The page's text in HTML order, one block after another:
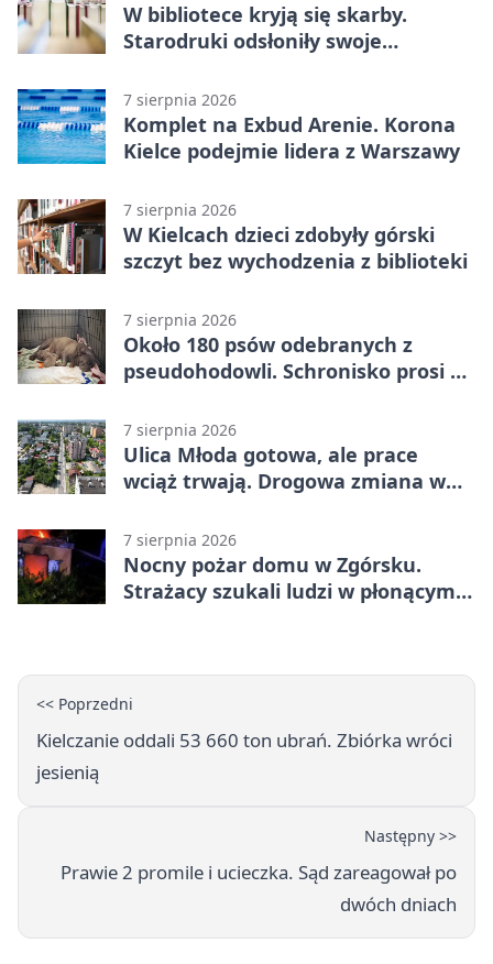
W bibliotece kryją się skarby.
Starodruki odsłoniły swoje
7 sierpnia 2026
Komplet na Exbud Arenie. Korona
Kielce podejmie lidera z Warszawy
7 sierpnia 2026
W Kielcach dzieci zdobyły górski
szczyt bez wychodzenia z biblioteki
7 sierpnia 2026
Około 180 psów odebranych z
pseudohodowli. Schronisko prosi o
7 sierpnia 2026
Ulica Młoda gotowa, ale prace
wciąż trwają. Drogowa zmiana w
7 sierpnia 2026
Nocny pożar domu w Zgórsku.
Strażacy szukali ludzi w płonącym
<< Poprzedni
Kielczanie oddali 53 660 ton ubrań. Zbiórka wróci
jesienią
Następny >>
Prawie 2 promile i ucieczka. Sąd zareagował po
dwóch dniach